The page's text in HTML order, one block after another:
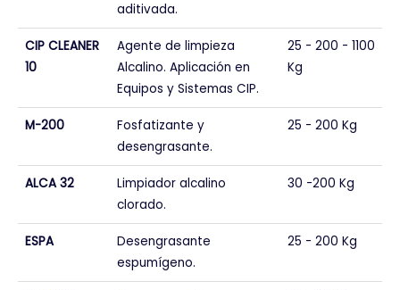
aditivada.
CIP CLEANER
10
Agente de limpieza
Alcalino. Aplicación en
Equipos y Sistemas CIP.
25 - 200 - 1100
Kg
M-200
Fosfatizante y
desengrasante.
25 - 200 Kg
ALCA 32
Limpiador alcalino
clorado.
30 -200 Kg
ESPA
Desengrasante
espumígeno.
25 - 200 Kg